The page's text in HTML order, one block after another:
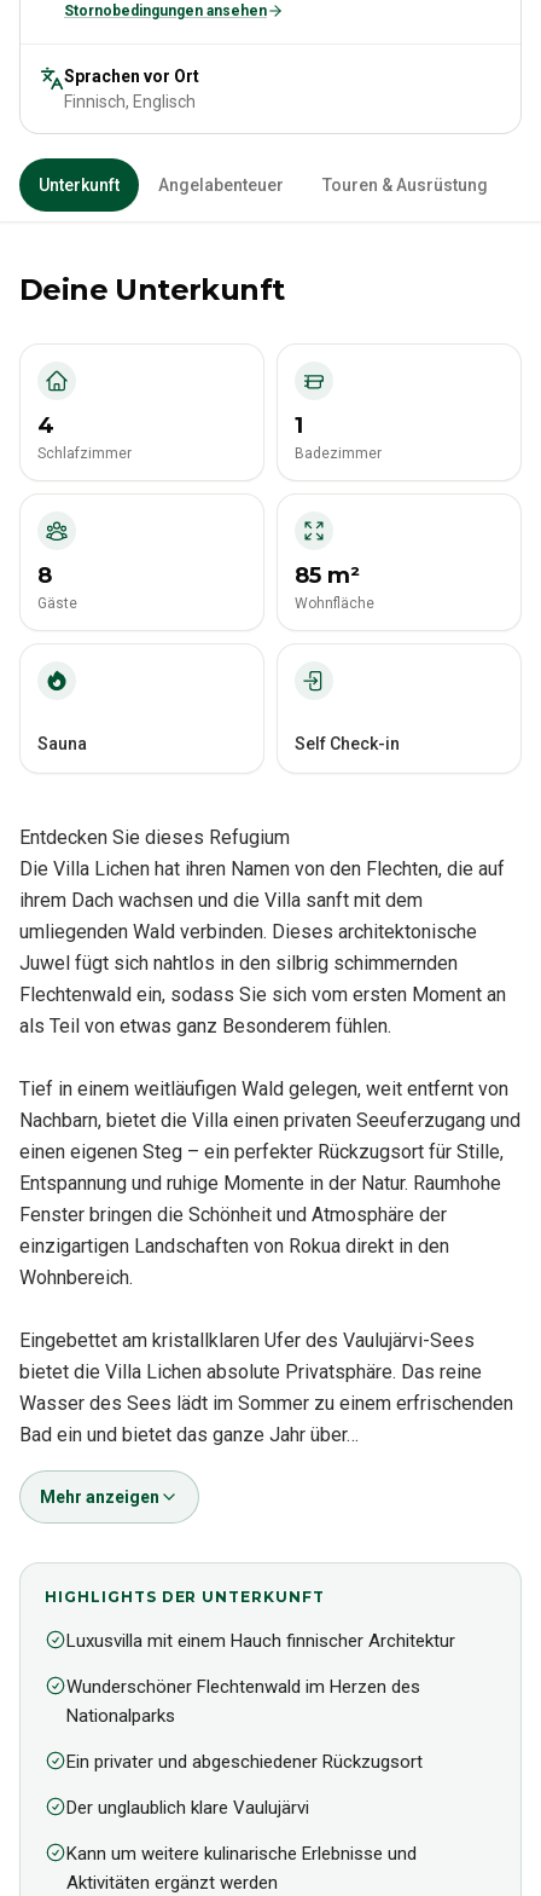
Stornobedingungen ansehen
Sprachen vor Ort
Finnisch, Englisch
Unterkunft Angelabenteuer Touren & Ausrüstung
Deine Unterkunft
4
Schlafzimmer
1
Badezimmer
8
Gäste
85 m²
Wohnfläche
Sauna Self Check-in
Entdecken Sie dieses Refugium
Die Villa Lichen hat ihren Namen von den Flechten, die auf
ihrem Dach wachsen und die Villa sanft mit dem
umliegenden Wald verbinden. Dieses architektonische
Juwel fügt sich nahtlos in den silbrig schimmernden
Flechtenwald ein, sodass Sie sich vom ersten Moment an
als Teil von etwas ganz Besonderem fühlen.
Tief in einem weitläufigen Wald gelegen, weit entfernt von
Nachbarn, bietet die Villa einen privaten Seeuferzugang und
einen eigenen Steg – ein perfekter Rückzugsort für Stille,
Entspannung und ruhige Momente in der Natur. Raumhohe
Fenster bringen die Schönheit und Atmosphäre der
einzigartigen Landschaften von Rokua direkt in den
Wohnbereich.
Eingebettet am kristallklaren Ufer des Vaulujärvi-Sees
bietet die Villa Lichen absolute Privatsphäre. Das reine
Wasser des Sees lädt im Sommer zu einem erfrischenden
Bad ein und bietet das ganze Jahr über…
Mehr anzeigen
HIGHLIGHTS DER UNTERKUNFT
Luxusvilla mit einem Hauch finnischer Architektur
Wunderschöner Flechtenwald im Herzen des
Nationalparks
Ein privater und abgeschiedener Rückzugsort
Der unglaublich klare Vaulujärvi
Kann um weitere kulinarische Erlebnisse und
Aktivitäten ergänzt werden